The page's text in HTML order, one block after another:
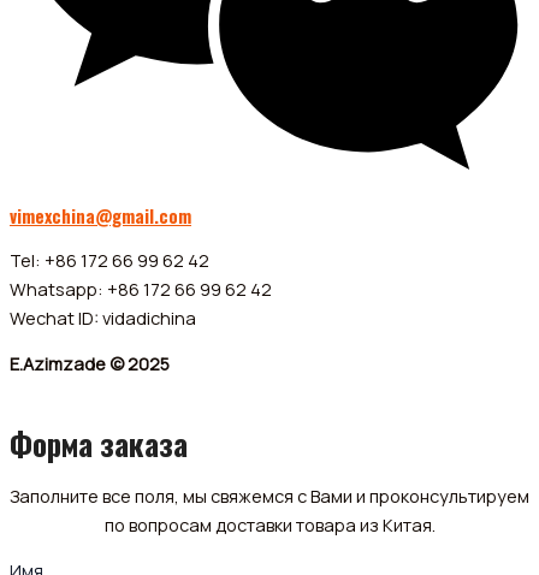
vimexchina@gmail.com
Tel: +86 172 66 99 62 42
Whatsapp: +86 172 66 99 62 42
Wechat ID: vidadichina
E.Azimzade © 2025
Форма заказа
Заполните все поля, мы свяжемся с Вами и проконсультируем
по вопросам доставки товара из Китая.